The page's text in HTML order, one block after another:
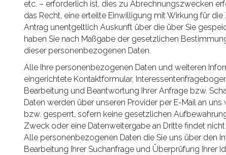
etc. – erforderlich ist, dies zu Abrechnungszwecken
das Recht, eine erteilte Einwilligung mit Wirkung für
Antrag unentgeltlich Auskunft über die über Sie
haben Sie nach Maßgabe der gesetzlichen
dieser personenbezogenen Daten.
Alle Ihre personenbezogenen Daten und weiteren
eingerichtete Kontaktformular,
Bearbeitung und Beantwortung Ihrer Anfrage bzw.
Daten werden über unseren Provider per E-Mail an
bzw. gesperrt, sofern keine gesetzlichen
Zweck oder eine Datenweitergabe an Dritte findet nicht
Alle personenbezogenen Daten die Sie uns über den
Bearbeitung Ihrer Suchanfrage und Überprüfung Ihrer